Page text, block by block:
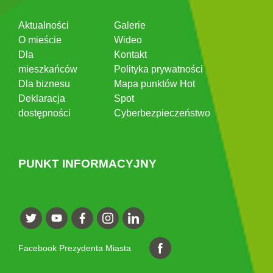
Aktualności
O mieście
Dla
mieszkańców
Dla biznesu
Deklaracja
dostępności
Galerie
Wideo
Kontakt
Polityka prywatności
Mapa punktów Hot
Spot
Cyberbezpieczeństwo
PUNKT INFORMACYJNY
Facebook Prezydenta Miasta